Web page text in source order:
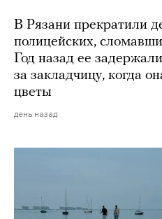
В Рязани прекратили
полицейских,
Год назад ее
за закладчицу, когда
цветы
день назад